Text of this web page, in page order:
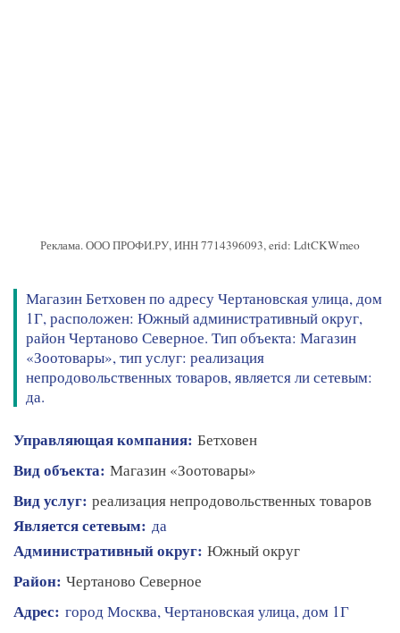
Реклама. ООО ПРОФИ.РУ, ИНН 7714396093, erid: LdtCKWmeo
Магазин Бетховен по адресу Чертановская улица, дом
1Г, расположен: Южный административный округ,
район Чертаново Северное. Тип объекта: Магазин
«Зоотовары», тип услуг: реализация
непродовольственных товаров, является ли сетевым:
да.
Управляющая компания: Бетховен
Вид объекта: Магазин «Зоотовары»
Вид услуг: реализация непродовольственных товаров
Является сетевым: да
Административный округ: Южный округ
Район: Чертаново Северное
Адрес: город Москва, Чертановская улица, дом 1Г